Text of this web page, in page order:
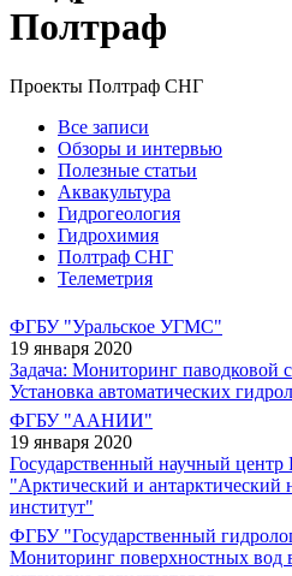
Полтраф
Проекты Полтраф СНГ
Все записи
Обзоры и интервью
Полезные статьи
Аквакультура
Гидрогеология
Гидрохимия
Полтраф СНГ
Телеметрия
ФГБУ "Уральское УГМС"
19 января 2020
Задача: Мониторинг паводковой
Установка автоматических
ФГБУ "ААНИИ"
19 января 2020
Государственный научный
"Арктический и антарктический
институт"
ФГБУ "Государственный
Мониторинг поверхностных вод